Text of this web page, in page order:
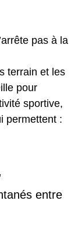
pas à la
terrain et les
pour
sportive,
permettent :
entre